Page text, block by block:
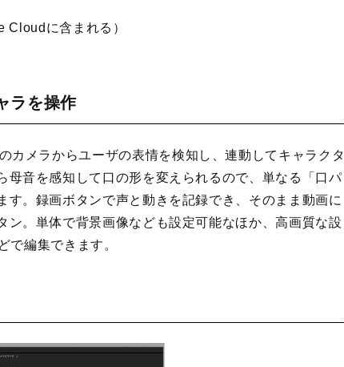
に含まれる）
ラを操作
カメラからユーザの表情を検知し、連動してキャラクタ
母音を感知して口の形を変えられるので、単なる「口パ
す。録画ボタンで声と動きを記録でき、そのまま動画に
ン。単体で背景画像なども設定可能なほか、高画質な設
で編集できます。